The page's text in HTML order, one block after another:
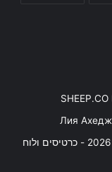
Лия
משופן ועד AC/DC - מופע פסנתר לאור נרות 2026 - כרטיסים ולוח